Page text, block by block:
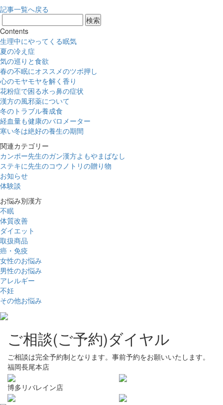
記事一覧へ戻る
Contents
生理中にやってくる眠気
夏の冷え症
気の巡りと食欲
春の不眠にオススメのツボ押し
心のモヤモヤを解く香り
花粉症で困る水っ鼻の症状
漢方の風邪薬について
冬のトラブル養成食
経血量も健康のバロメーター
寒い冬は絶好の養生の期間
関連カテゴリー
カンポー先生のガン漢方よもやまばなし
ステキに先生のコウノトリの贈り物
お知らせ
体験談
お悩み別漢方
不眠
体質改善
ダイエット
取扱商品
癌・免疫
女性のお悩み
男性のお悩み
アレルギー
不妊
その他お悩み
ご相談(ご予約)ダイヤル
ご相談は完全予約制となります。事前予約をお願いいたします。
福岡長尾本店
博多リバレイン店